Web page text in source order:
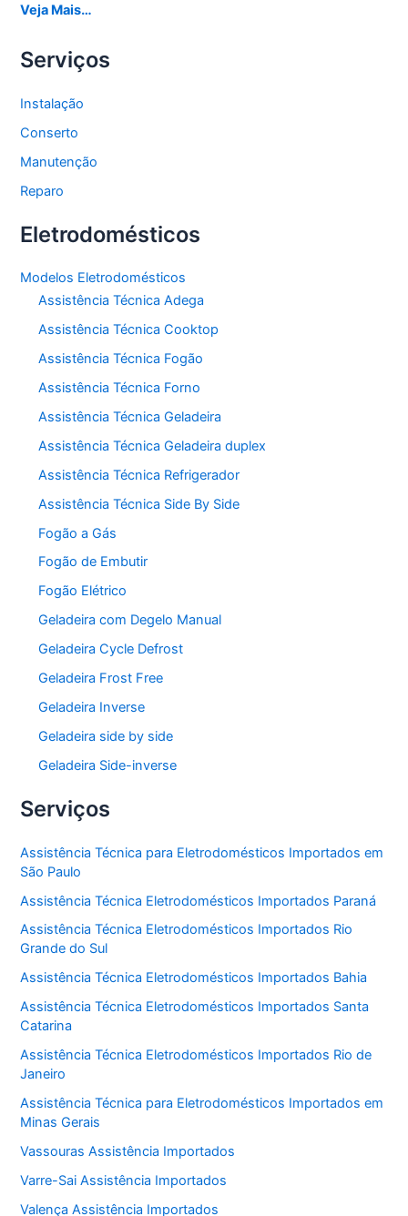
Veja Mais…
Serviços
Instalação
Conserto
Manutenção
Reparo
Eletrodomésticos
Modelos Eletrodomésticos
Assistência Técnica Adega
Assistência Técnica Cooktop
Assistência Técnica Fogão
Assistência Técnica Forno
Assistência Técnica Geladeira
Assistência Técnica Geladeira duplex
Assistência Técnica Refrigerador
Assistência Técnica Side By Side
Fogão a Gás
Fogão de Embutir
Fogão Elétrico
Geladeira com Degelo Manual
Geladeira Cycle Defrost
Geladeira Frost Free
Geladeira Inverse
Geladeira side by side
Geladeira Side-inverse
Serviços
Assistência Técnica para Eletrodomésticos Importados em
São Paulo
Assistência Técnica Eletrodomésticos Importados Paraná
Assistência Técnica Eletrodomésticos Importados Rio
Grande do Sul
Assistência Técnica Eletrodomésticos Importados Bahia
Assistência Técnica Eletrodomésticos Importados Santa
Catarina
Assistência Técnica Eletrodomésticos Importados Rio de
Janeiro
Assistência Técnica para Eletrodomésticos Importados em
Minas Gerais
Vassouras Assistência Importados
Varre-Sai Assistência Importados
Valença Assistência Importados